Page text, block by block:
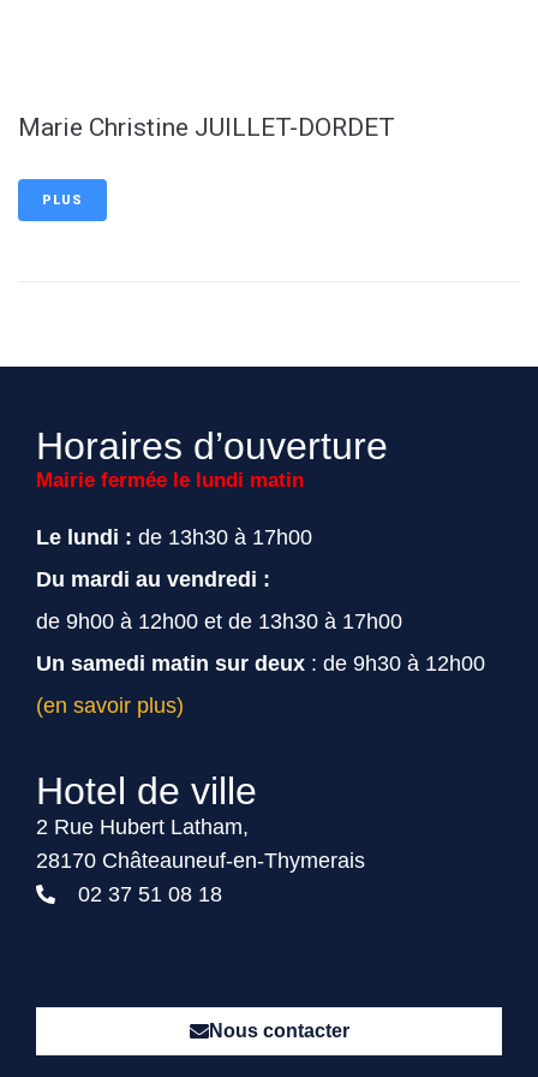
Marie Christine JUILLET-DORDET
PLUS
Nous contacter
Hotel de ville
2 Rue Hubert Latham,
28170 Châteauneuf-en-Thymerais
02 37 51 08 18
Horaires d’ouverture
Mairie fermée le lundi matin
Le lundi : de 13h30 à 17h00
Du mardi au vendredi :
de 9h00 à 12h00 et de 13h30 à 17h00
Un samedi matin sur deux : de 9h30 à 12h00
(en savoir plus)